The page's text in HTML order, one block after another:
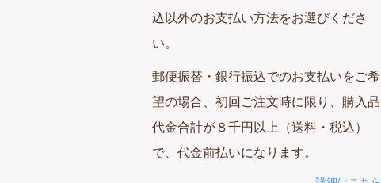
込以外のお支払い方法をお選びくださ
い。
郵便振替・銀行振込でのお支払いをご希
望の場合、初回ご注文時に限り、購入品
代金合計が８千円以上（送料・税込）
で、代金前払いになります。